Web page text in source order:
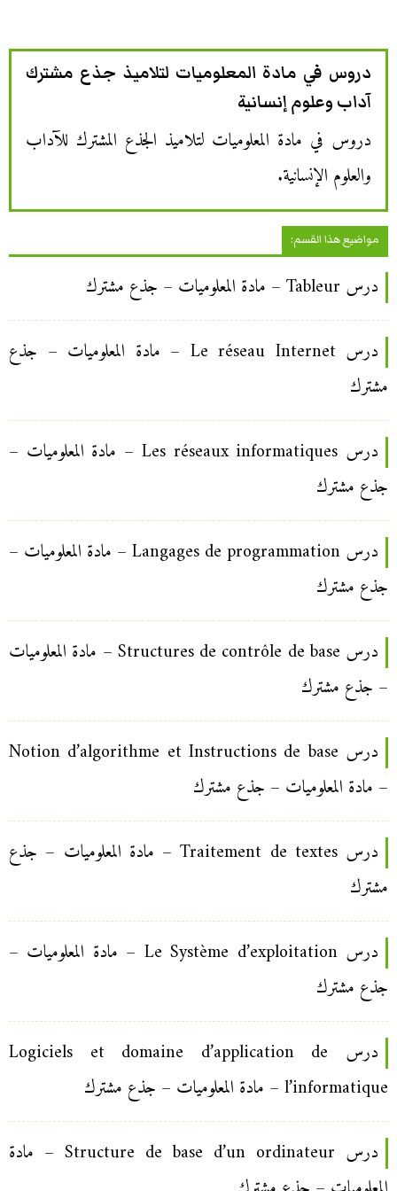
دروس في مادة المعلوميات لتلاميذ جذع مشترك
آداب وعلوم إنسانية
دروس في مادة المعلوميات لتلاميذ الجذع المشترك للآداب
والعلوم الإنسانية.
مواضيع هذا القسم:
درس Tableur – مادة المعلوميات – جذع مشترك
درس Le réseau Internet – مادة المعلوميات – جذع
مشترك
درس Les réseaux informatiques – مادة المعلوميات –
جذع مشترك
درس Langages de programmation – مادة المعلوميات –
جذع مشترك
درس Structures de contrôle de base – مادة المعلوميات
– جذع مشترك
درس Notion d’algorithme et Instructions de base
– مادة المعلوميات – جذع مشترك
درس Traitement de textes – مادة المعلوميات – جذع
مشترك
درس Le Système d’exploitation – مادة المعلوميات –
جذع مشترك
درس Logiciels et domaine d’application de
l’informatique – مادة المعلوميات – جذع مشترك
درس Structure de base d’un ordinateur – مادة